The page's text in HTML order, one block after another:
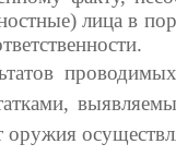
лица в
оружия